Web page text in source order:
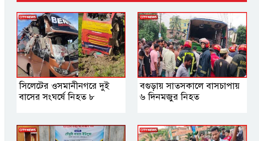
সিলেটের ওসমানীনগরে দুই
বাসের সংঘর্ষে নিহত ৮
বগুড়ায় সাতসকালে বাসচাপায়
৬ দিনমজুর নিহত